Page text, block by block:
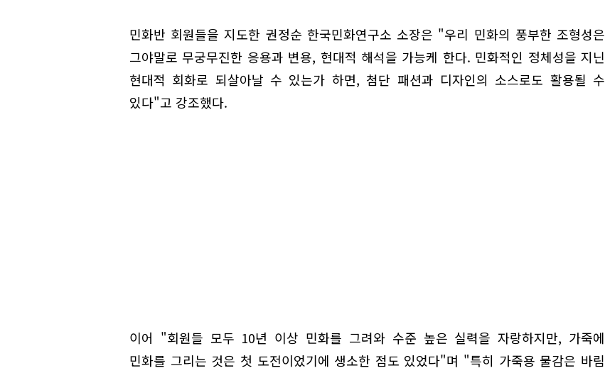
민화반 회원들을 지도한 권정순 한국민화연구소 소장은 "우리 민화의 풍부한 조형성은
그야말로 무궁무진한 응용과 변용, 현대적 해석을 가능케 한다. 민화적인 정체성을 지닌
현대적 회화로 되살아날 수 있는가 하면, 첨단 패션과 디자인의 소스로도 활용될 수
있다"고 강조했다.
이어 "회원들 모두 10년 이상 민화를 그려와 수준 높은 실력을 자랑하지만, 가죽에
민화를 그리는 것은 첫 도전이었기에 생소한 점도 있었다"며 "특히 가죽용 물감은 바림